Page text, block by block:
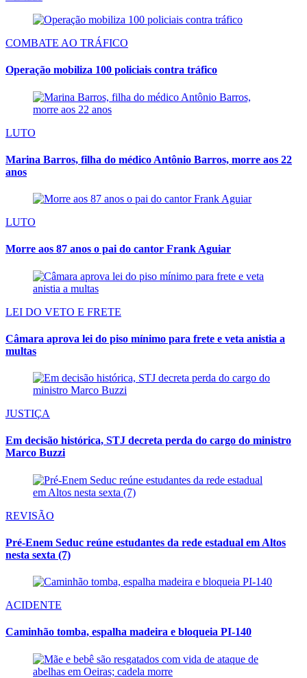
COMBATE AO TRÁFICO
Operação mobiliza 100 policiais contra tráfico
LUTO
Marina Barros, filha do médico Antônio Barros, morre aos 22
anos
LUTO
Morre aos 87 anos o pai do cantor Frank Aguiar
LEI DO VETO E FRETE
Câmara aprova lei do piso mínimo para frete e veta anistia a
multas
JUSTIÇA
Em decisão histórica, STJ decreta perda do cargo do ministro
Marco Buzzi
REVISÃO
Pré-Enem Seduc reúne estudantes da rede estadual em Altos
nesta sexta (7)
ACIDENTE
Caminhão tomba, espalha madeira e bloqueia PI-140